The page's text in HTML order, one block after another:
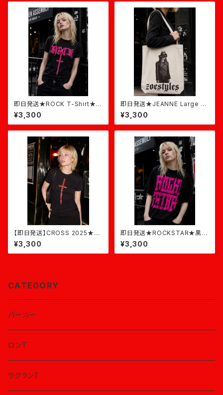
即日発送★ROCK T-Shirt★黒
×ピンク
¥3,300
即日発送★JEANNE Large T
ote★ナチュラル
¥3,300
【即日発送】CROSS 2025★黒
×バーガンディ
¥3,300
即日発送★ROCKSTAR★黒×
ピンク
¥3,300
CATEGORY
パーカー
ロンT
ラグランT